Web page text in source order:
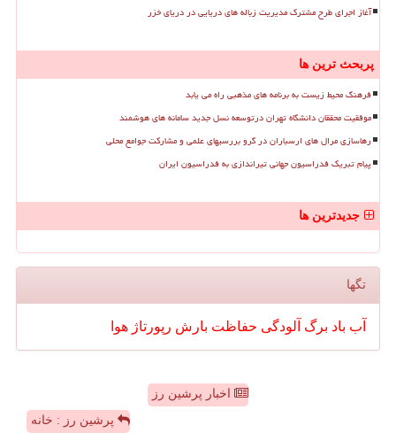
آغاز اجرای طرح مشترک مدیریت زباله های دریایی در دریای خزر
پربحث ترین ها
فرهنگ محیط زیست به برنامه های مذهبی راه می یابد
موفقیت محققان دانشگاه تهران درتوسعه نسل جدید سامانه های هوشمند
رهاسازی مرال های ارسباران در گرو بررسیهای علمی و مشارکت جوامع محلی
پیام تبریک فدراسیون جهانی تیراندازی به فدراسیون ایران
جدیدترین ها
تگها
آب باد برگ آلودگی حفاظت بارش رپورتاژ هوا
اخبار پرشین رز
پرشین رز : خانه